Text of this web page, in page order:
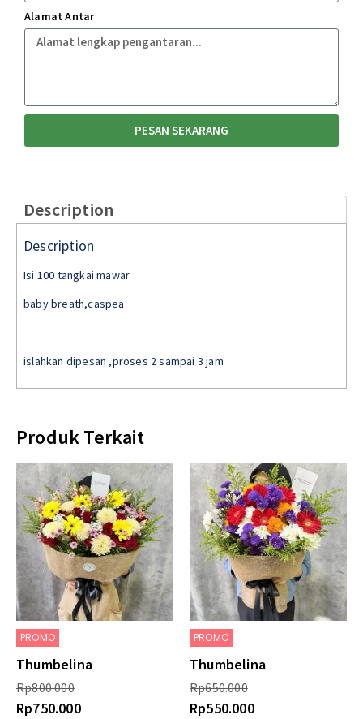
Alamat Antar
PESAN SEKARANG
Description
Description
Isi 100 tangkai mawar
baby breath,caspea
islahkan dipesan ,proses 2 sampai 3 jam
Produk Terkait
PROMO
Thumbelina
Rp800.000
Rp750.000
PROMO
Thumbelina
Rp650.000
Rp550.000